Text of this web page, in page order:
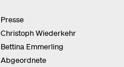
Presse
Christoph Wiederkehr
Bettina Emmerling
Abgeordnete